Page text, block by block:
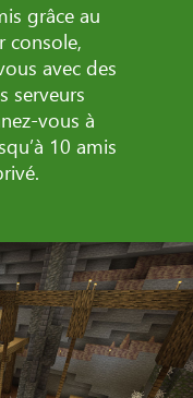
grâce au
console,
avec des
serveurs
vous à
10 amis